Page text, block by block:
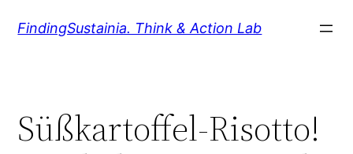
InhaltFindingSustainia. Think & Action Lab
Süßkartoffel-Risotto!